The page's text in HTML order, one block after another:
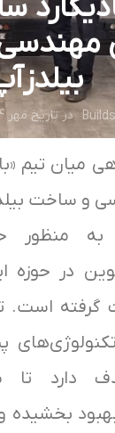
در تاریخ مهر 24, 1403
میان تیم
و ساخت
به منظور
در حوزه
است.
دارد
بخشیده